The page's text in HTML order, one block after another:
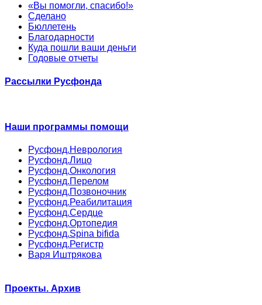
«Вы помогли, спасибо!»
Сделано
Бюллетень
Благодарности
Куда пошли ваши деньги
Годовые отчеты
Рассылки Русфонда
Наши программы помощи
Русфонд.Неврология
Русфонд.Лицо
Русфонд.Онкология
Русфонд.Перелом
Русфонд.Позвоночник
Русфонд.Реабилитация
Русфонд.Сердце
Русфонд.Ортопедия
Русфонд.Spina bifida
Русфонд.Регистр
Варя Иштрякова
Проекты. Архив